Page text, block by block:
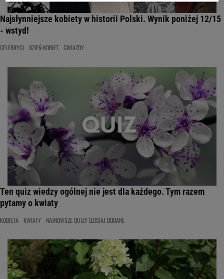
Najsłynniejsze kobiety w historii Polski. Wynik poniżej 12/15
- wstyd!
CELEBRYCI DZIEŃ KOBIET GWIAZDY
Ten quiz wiedzy ogólnej nie jest dla każdego. Tym razem
pytamy o kwiaty
KOBIETA KWIATY NAJNOWSZE QUIZY DZISIAJ DODANE